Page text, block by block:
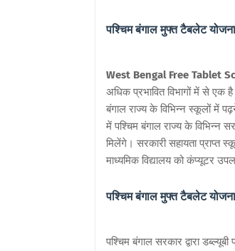
पश्चिम बंगाल मुफ्त टैबलेट
West Bengal Free Tablet
अधिक प्रभावित विभागों में से एक
बंगाल राज्य के विभिन्न स्कूलों में
में पश्चिम बंगाल राज्य के विभिन्न
मिलेंगे। सरकारी सहायता प्राप्त
माध्यमिक विद्यालय को कंप्यूटर
पश्चिम बंगाल मुफ्त टैबलेट
पश्चिम बंगाल सरकार द्वारा